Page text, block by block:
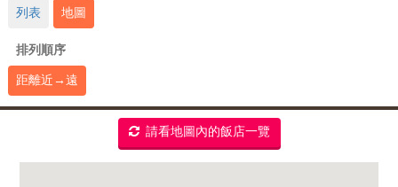
列表 地圖
排列順序
距離近→遠
請看地圖內的飯店一覽